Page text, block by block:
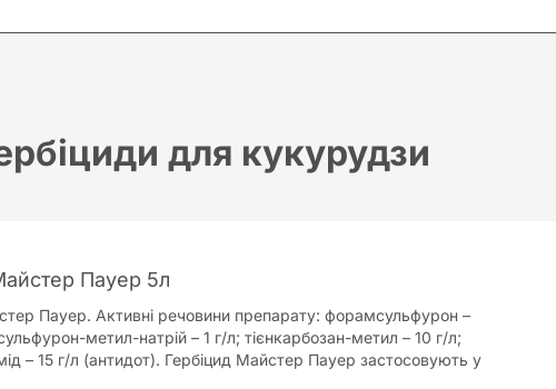
для кукурудзи
Пауер 5л
Пауер. Активні речовини препарату: форамсульфурон –
метил-натрій – 1 г/л; тієнкарбозан-метил – 10 г/л;
– 15 г/л (антидот). Гербіцид Майстер Пауер застосовують у